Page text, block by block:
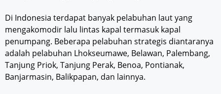
Di Indonesia terdapat banyak pelabuhan laut yang
mengakomodir lalu lintas kapal termasuk kapal
penumpang. Beberapa pelabuhan strategis diantaranya
adalah pelabuhan Lhokseumawe, Belawan, Palembang,
Tanjung Priok, Tanjung Perak, Benoa, Pontianak,
Banjarmasin, Balikpapan, dan lainnya.